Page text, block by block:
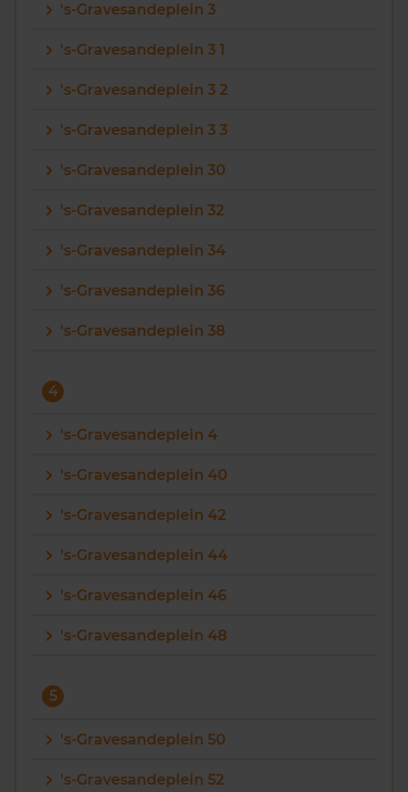
's-Gravesandeplein 3
's-Gravesandeplein 3 1
's-Gravesandeplein 3 2
's-Gravesandeplein 3 3
's-Gravesandeplein 30
's-Gravesandeplein 32
's-Gravesandeplein 34
's-Gravesandeplein 36
's-Gravesandeplein 38
4
's-Gravesandeplein 4
's-Gravesandeplein 40
's-Gravesandeplein 42
's-Gravesandeplein 44
's-Gravesandeplein 46
's-Gravesandeplein 48
5
's-Gravesandeplein 50
's-Gravesandeplein 52